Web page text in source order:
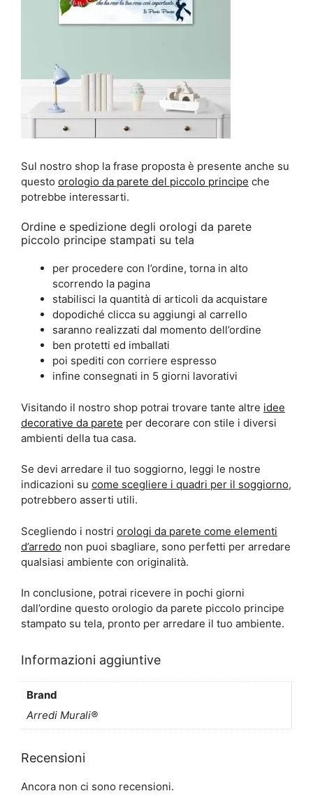
Sul nostro shop la frase proposta è presente anche su
questo orologio da parete del piccolo principe che
potrebbe interessarti.
Ordine e spedizione degli orologi da parete
piccolo principe stampati su tela
per procedere con l’ordine, torna in alto
scorrendo la pagina
stabilisci la quantità di articoli da acquistare
dopodiché clicca su aggiungi al carrello
saranno realizzati dal momento dell’ordine
ben protetti ed imballati
poi spediti con corriere espresso
infine consegnati in 5 giorni lavorativi
Visitando il nostro shop potrai trovare tante altre idee
decorative da parete per decorare con stile i diversi
ambienti della tua casa.
Se devi arredare il tuo soggiorno, leggi le nostre
indicazioni su come scegliere i quadri per il soggiorno,
potrebbero asserti utili.
Scegliendo i nostri orologi da parete come elementi
d’arredo non puoi sbagliare, sono perfetti per arredare
qualsiasi ambiente con originalità.
In conclusione, potrai ricevere in pochi giorni
dall’ordine questo orologio da parete piccolo principe
stampato su tela, pronto per arredare il tuo ambiente.
Informazioni aggiuntive
Brand
Arredi Murali®
Recensioni
Ancora non ci sono recensioni.